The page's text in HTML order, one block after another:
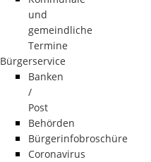
und
gemeindliche
Termine
Bürgerservice
Banken
/
Post
Behörden
Bürgerinfobroschüre
Coronavirus